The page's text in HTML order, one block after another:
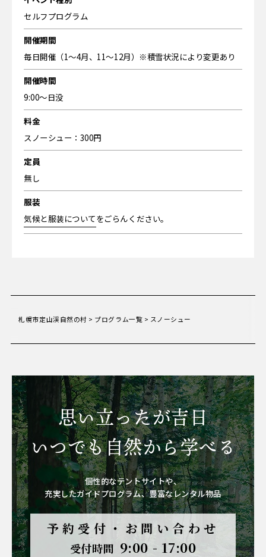
セルフプログラム
開催期間
毎日開催（1～4月、11〜12月）※積雪状況により変更あり
開催時間
9:00〜日没
料金
スノーシュー：300円
定員
無し
服装
気候と服装についてをごらんください。
札幌市定山渓自然の村 > プログラム一覧 > スノーシュー
思い立ったが吉日
いつでも自然から学べる
個性的なテントサイトや、
充実したガイドプログラム、豊富なレンタル物品
予約受付・お問い合わせ
受付時間 9:00 - 17:00